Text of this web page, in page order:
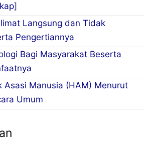
Langsung dan Tidak
Pengertiannya
Bagi Masyarakat Beserta
Asasi Manusia (HAM) Menurut
Umum